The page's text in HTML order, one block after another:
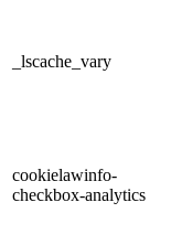
_lscache_vary
cookielawinfo-
checkbox-analytics